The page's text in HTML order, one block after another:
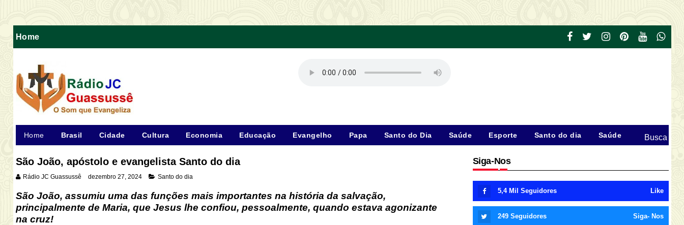
Home
Home Brasil Cidade Cultura Economia Educação Evangelho Papa Santo do Dia Saúde Esporte Santo do dia Saúde Busca
São João, apóstolo e evangelista Santo do dia
Rádio JC Guassussê dezembro 27, 2024 Santo do dia
São João, assumiu uma das funções mais importantes na história da salvação,
principalmente de Maria, que Jesus lhe confiou, pessoalmente, quando estava agonizante
na cruz!
Siga-Nos
5,4 Mil Seguidores Like
249 Seguidores Siga- Nos